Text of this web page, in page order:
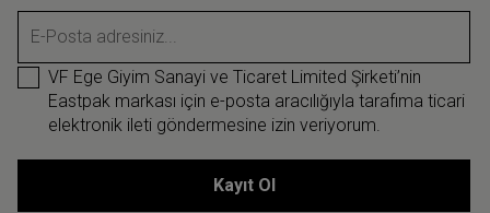
E-Posta adresiniz...
VF Ege Giyim Sanayi ve Ticaret Limited Şirketi’nin
Eastpak markası için e-posta aracılığıyla tarafıma ticari
elektronik ileti göndermesine izin veriyorum.
Kayıt Ol